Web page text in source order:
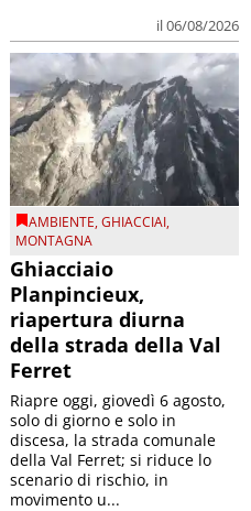
il 06/08/2026
AMBIENTE,GHIACCIAI,
MONTAGNA
Ghiacciaio
Planpincieux,
riapertura diurna
della strada della Val
Ferret
Riapre oggi, giovedì 6 agosto,
solo di giorno e solo in
discesa, la strada comunale
della Val Ferret; si riduce lo
scenario di rischio, in
movimento u...